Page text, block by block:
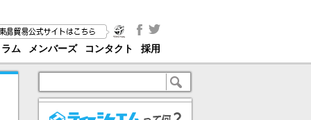
ム メンバーズ コンタクト 採用